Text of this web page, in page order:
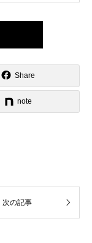
Share
note